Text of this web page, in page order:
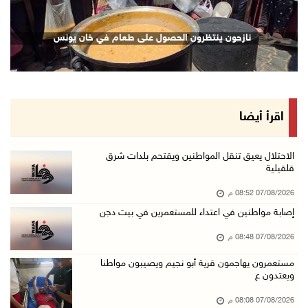
07/آب/2026 06:04 م
الرئاسة ترحب باتفاقية مكة للدفاع المشترك بين ...
07/آب/2026 05:25 م
3 إصابات إثر تعرضهم للطعن في الطيبة داخل أراض ...
بيروت: اللجنة الفنية للمجلس الوطني تناقش التر ...
السعودية وتركيا وباكستان توقع اتفاقية مكة للد ...
07/آب/2026 02:38 م
70 ألفا يؤدون صلاة الجمعة في المسجد الأقصى
07/آب/2026 02:29 م
الرئاسة تدين الهجمات الصاروخية على المملكة ال ...
07/آب/2026 02:19 م
مستعمرون ينفذون جولات استفزازية في عدة مناطق ...
نازحون ينتظرون الحصول على طعام في خان يونس
اقرأ أيضا
الاحتلال يعيق تنقل المواطنين ويقتحم بلدات شرق
قلقيلية
07/08/2026 08:52 م
إصابة مواطنين في اعتداء للمستعمرين في بيت دجن
07/08/2026 08:48 م
مستعمرون يهاجمون قرية أبو نجيم ويصيبون مواطنا
ويعتدون ع
07/08/2026 08:08 م